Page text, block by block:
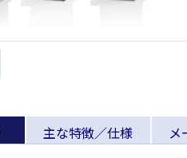
主な特徴／仕様 メ